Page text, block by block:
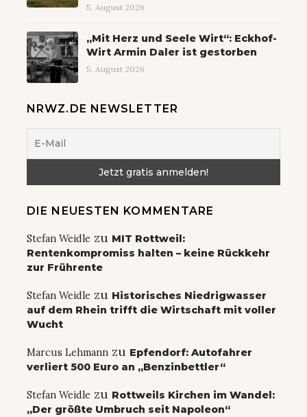
5. August 2026
„Mit Herz und Seele Wirt“: Eckhof-
Wirt Armin Daler ist gestorben
5. August 2026
NRWZ.DE NEWSLETTER
DIE NEUESTEN KOMMENTARE
Stefan Weidle zu MIT Rottweil:
Rentenkompromiss halten – keine Rückkehr
zur Frührente
Stefan Weidle zu Historisches Niedrigwasser
auf dem Rhein trifft die Wirtschaft mit voller
Wucht
Marcus Lehmann zu Epfendorf: Autofahrer
verliert 500 Euro an „Benzinbettler“
Stefan Weidle zu Rottweils Kirchen im Wandel:
„Der größte Umbruch seit Napoleon“